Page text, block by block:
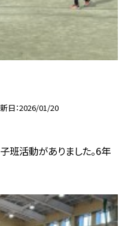
日 2026/01/20
班活動がありました。6年